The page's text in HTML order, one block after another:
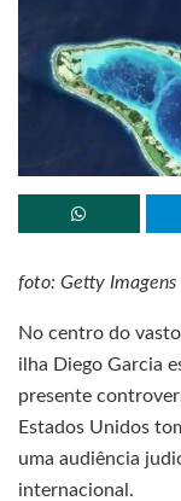
foto: Getty Imagens
No centro do
ilha Diego Garcia
presente
Estados Unidos
uma audiência
internacional.